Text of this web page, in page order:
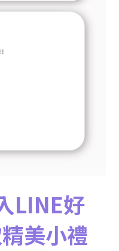
LINE好
美小禮